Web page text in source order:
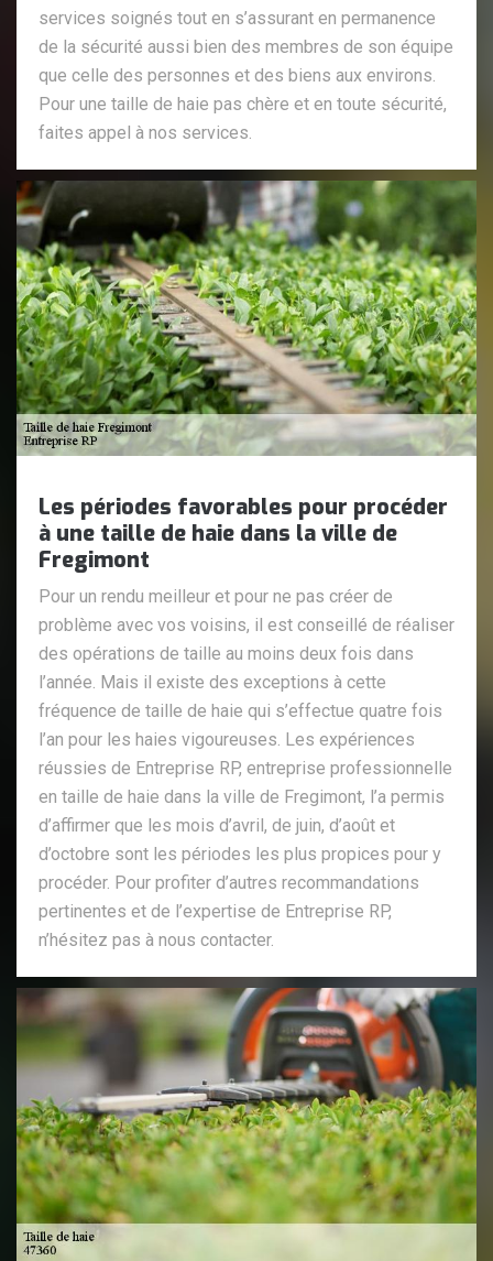
services soignés tout en s’assurant en permanence
de la sécurité aussi bien des membres de son équipe
que celle des personnes et des biens aux environs.
Pour une taille de haie pas chère et en toute sécurité,
faites appel à nos services.
Les périodes favorables pour procéder
à une taille de haie dans la ville de
Fregimont
Pour un rendu meilleur et pour ne pas créer de
problème avec vos voisins, il est conseillé de réaliser
des opérations de taille au moins deux fois dans
l’année. Mais il existe des exceptions à cette
fréquence de taille de haie qui s’effectue quatre fois
l’an pour les haies vigoureuses. Les expériences
réussies de Entreprise RP, entreprise professionnelle
en taille de haie dans la ville de Fregimont, l’a permis
d’affirmer que les mois d’avril, de juin, d’août et
d’octobre sont les périodes les plus propices pour y
procéder. Pour profiter d’autres recommandations
pertinentes et de l’expertise de Entreprise RP,
n’hésitez pas à nous contacter.